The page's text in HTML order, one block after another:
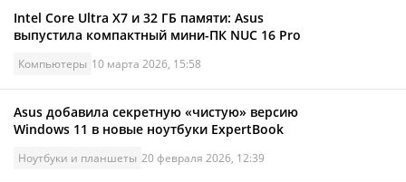
Intel Core Ultra X7 и 32 ГБ памяти: Asus
выпустила компактный мини-ПК NUC 16 Pro
Компьютеры 10 марта 2026, 15:58
Asus добавила секретную «чистую» версию
Windows 11 в новые ноутбуки ExpertBook
Ноутбуки и планшеты 20 февраля 2026, 12:39